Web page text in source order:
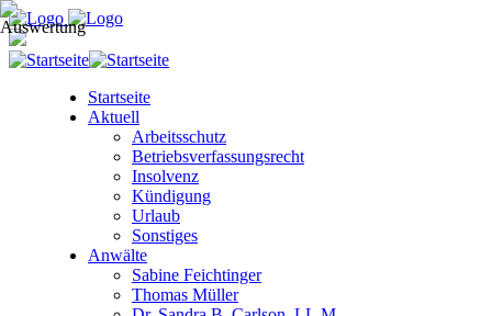
Startseite
Aktuell
Arbeitsschutz
Betriebsverfassungsrecht
Insolvenz
Kündigung
Urlaub
Sonstiges
Anwälte
Sabine Feichtinger
Thomas Müller